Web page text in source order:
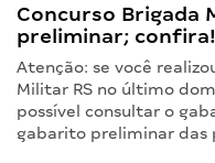
Concurso Brigada
preliminar; confira!
Atenção: se você
Militar RS no último
possível consultar o
gabarito preliminar das